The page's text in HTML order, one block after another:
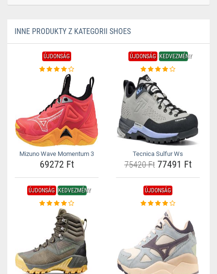
INNE PRODUKTY Z KATEGORII SHOES
ÚJDONSÁG
Mizuno Wave Momentum 3
69272 Ft
ÚJDONSÁG KEDVEZMÉNY
Tecnica Sulfur Ws
75420 Ft77491 Ft
ÚJDONSÁG KEDVEZMÉNY ÚJDONSÁG